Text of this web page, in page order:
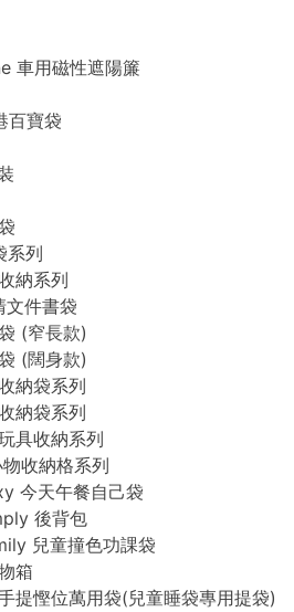
車用磁性遮陽簾
百寶袋
系列
納系列
文件書袋
(窄長款)
(闊身款)
納袋系列
納袋系列
具收納系列
收納格系列
今天午餐自己袋
後背包
兒童撞色功課袋
箱
提慳位萬用袋(兒童睡袋專用提袋)